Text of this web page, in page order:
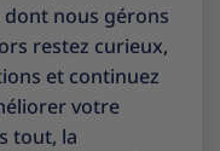
nous gérons
restez curieux,
et continuez
votre
tout, la